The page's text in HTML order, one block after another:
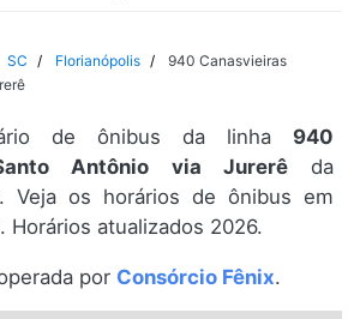
SC Florianópolis
940 Canasvieiras
de ônibus da linha 940
Antônio via Jurerêda
Veja os horários de ônibus em
Horários atualizados 2026.
por Consórcio Fênix.